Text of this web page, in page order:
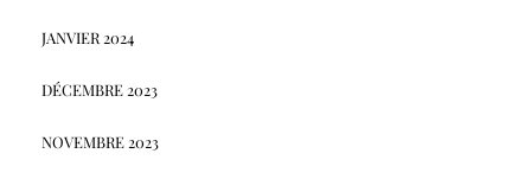
JANVIER 2024
DÉCEMBRE 2023
NOVEMBRE 2023